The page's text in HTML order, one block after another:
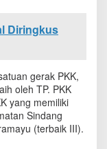
Diringkus
gerak PKK,
oleh TP. PKK
yang memiliki
Sindang
(terbaik III).